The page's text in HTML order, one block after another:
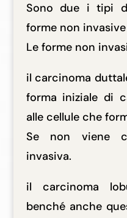
Sono due i tipi
forme non
Le forme non
il carcinoma
forma iniziale di
alle cellule che
Se non viene
invasiva.
il carcinoma
benché anche